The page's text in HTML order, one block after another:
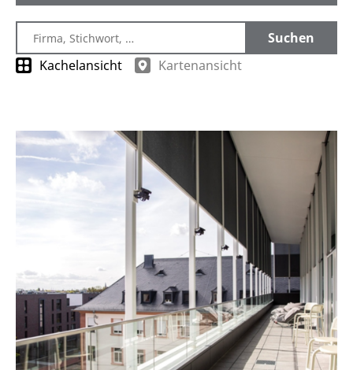
Kachelansicht Kartenansicht